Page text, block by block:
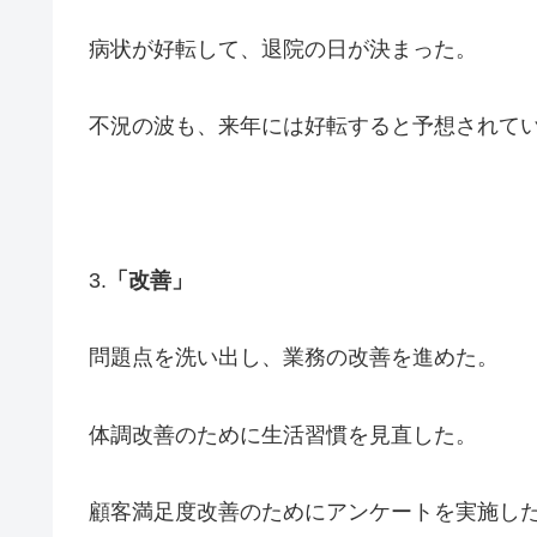
病状が好転して、退院の日が決まった。
不況の波も、来年には好転すると予想されてい
3. 「改善」
問題点を洗い出し、業務の改善を進めた。
体調改善のために生活習慣を見直した。
顧客満足度改善のためにアンケートを実施した